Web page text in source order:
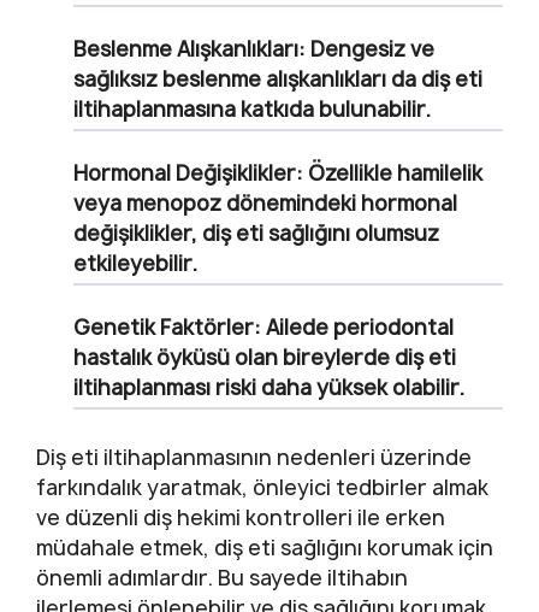
Beslenme Alışkanlıkları: Dengesiz ve
sağlıksız beslenme alışkanlıkları da diş eti
iltihaplanmasına katkıda bulunabilir.
Hormonal Değişiklikler: Özellikle hamilelik
veya menopoz dönemindeki hormonal
değişiklikler, diş eti sağlığını olumsuz
etkileyebilir.
Genetik Faktörler: Ailede periodontal
hastalık öyküsü olan bireylerde diş eti
iltihaplanması riski daha yüksek olabilir.
Diş eti iltihaplanmasının nedenleri üzerinde
farkındalık yaratmak, önleyici tedbirler almak
ve düzenli diş hekimi kontrolleri ile erken
müdahale etmek, diş eti sağlığını korumak için
önemli adımlardır. Bu sayede iltihabın